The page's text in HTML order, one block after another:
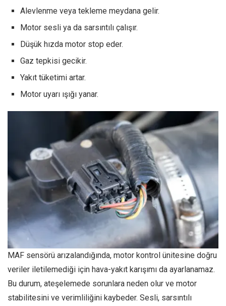
Alevlenme veya tekleme meydana gelir.
Motor sesli ya da sarsıntılı çalışır.
Düşük hızda motor stop eder.
Gaz tepkisi gecikir.
Yakıt tüketimi artar.
Motor uyarı ışığı yanar.
MAF sensörü arızalandığında, motor kontrol ünitesine doğru
veriler iletilemediği için hava-yakıt karışımı da ayarlanamaz.
Bu durum, ateşelemede sorunlara neden olur ve motor
stabilitesini ve verimliliğini kaybeder. Sesli, sarsıntılı